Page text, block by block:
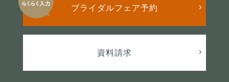
ブライダルフェア予約
資料請求